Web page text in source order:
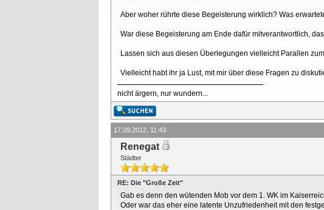
Aber woher rührte diese Begeisterung wirklich? Was
War diese Begeisterung am Ende dafür mitverantwortlich,
Lassen sich aus diesen Überlegungen vielleicht Parallen
Vielleicht habt ihr ja Lust, mit mir über diese Fragen zu
nicht ärgern, nur wundern...
17.09.2012, 11:43
Renegat
Städter
RE: Die "Große Zeit"
Gab es denn den wütenden Mob vor dem 1. WK im
Oder war das eher eine latente Unzufriedenheit mit den